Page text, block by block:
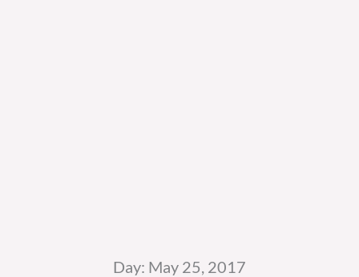
Day: May 25, 2017